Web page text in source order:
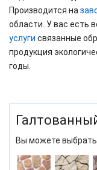
Производится на
области. У вас есть
услуги связанные
продукция
годы.
Вы можете